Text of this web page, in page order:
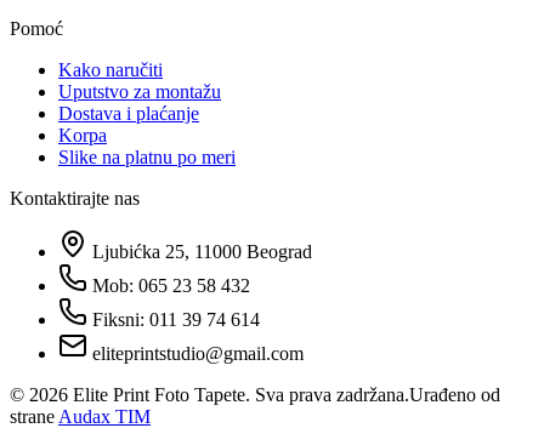
Pomoć
Kako naručiti
Uputstvo za montažu
Dostava i plaćanje
Korpa
Slike na platnu po meri
Kontaktirajte nas
Ljubićka 25, 11000 Beograd
Mob: 065 23 58 432
Fiksni: 011 39 74 614
eliteprintstudio@gmail.com
© 2026 Elite Print Foto Tapete. Sva prava zadržana.Urađeno od
strane Audax TIM